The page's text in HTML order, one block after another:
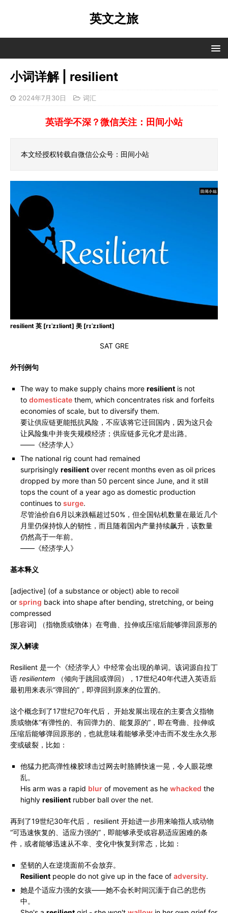
英文之旅
小词详解 | resilient
2024年7月30日 词汇
英语学不深？微信关注：田间小站
本文经授权转载自微信公众号：田间小站
resilient 英 [rɪˈzɪliənt] 美 [rɪˈzɪliənt]
SAT GRE
外刊例句
The way to make supply chains more resilient is not
to domesticate them, which concentrates risk and forfeits
economies of scale, but to diversify them.
要让供应链更能抵抗风险，不应该将它迁回国内，因为这只会
让风险集中并丧失规模经济；供应链多元化才是出路。
——《经济学人》
The national rig count had remained
surprisingly resilient over recent months even as oil prices
dropped by more than 50 percent since June, and it still
tops the count of a year ago as domestic production
continues to surge.
尽管油价自6月以来跌幅超过50%，但全国钻机数量在最近几个
月里仍保持惊人的韧性，而且随着国内产量持续飙升，该数量
仍然高于一年前。
——《经济学人》
基本释义
[adjective] (of a substance or object) able to recoil
or spring back into shape after bending, stretching, or being
compressed
[形容词] （指物质或物体）在弯曲、拉伸或压缩后能够弹回原形的
深入解读
Resilient 是一个《经济学人》中经常会出现的单词。该词源自拉丁
语 resilientem （倾向于跳回或弹回），17世纪40年代进入英语后
最初用来表示“弹回的”，即弹回到原来的位置的。
这个概念到了17世纪70年代后， 开始发展出现在的主要含义指物
质或物体“有弹性的、有回弹力的、能复原的”，即在弯曲、拉伸或
压缩后能够弹回原形的，也就意味着能够承受冲击而不发生永久形
变或破裂，比如：
他猛力把高弹性橡胶球击过网去时胳膊快速一晃，令人眼花缭
乱。
His arm was a rapid blur of movement as he whacked the
highly resilient rubber ball over the net.
再到了19世纪30年代后， resilient 开始进一步用来喻指人或动物
“可迅速恢复的、适应力强的”，即能够承受或容易适应困难的条
件，或者能够迅速从不幸、变化中恢复到常态，比如：
坚韧的人在逆境面前不会放弃。
Resilient people do not give up in the face of adversity.
她是个适应力强的女孩——她不会长时间沉湎于自己的悲伤
中。